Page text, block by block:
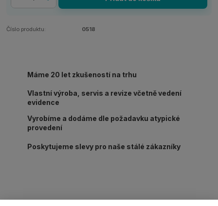
Číslo produktu: 0518
Máme 20 let zkušeností na trhu
Vlastní výroba, servis a revize včetně vedení
evidence
Vyrobíme a dodáme dle požadavku atypické
provedení
Poskytujeme slevy pro naše stálé zákazníky